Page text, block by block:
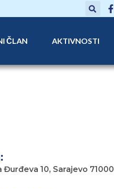
ČLAN AKTIVNOSTI
Đurđeva 10, Sarajevo 71000